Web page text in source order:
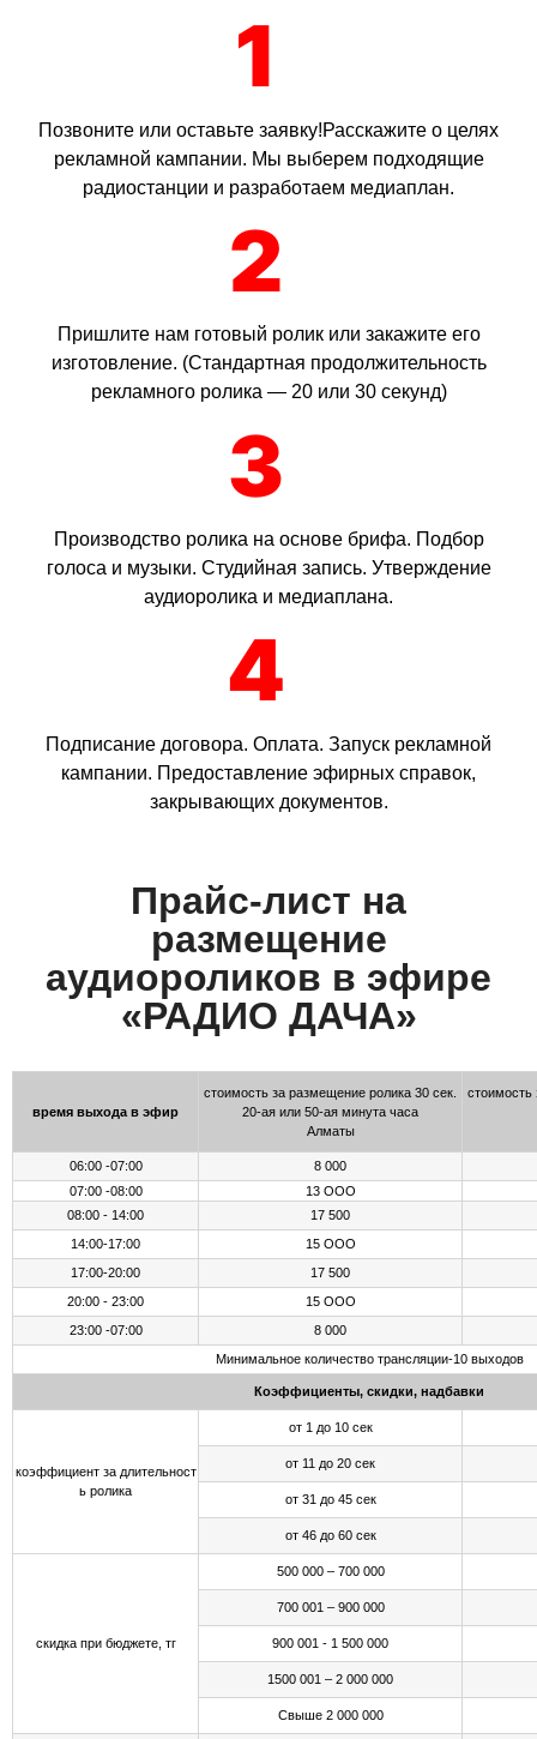
1
Позвоните или оставьте заявку!Расскажите о целях
рекламной кампании. Мы выберем подходящие
радиостанции и разработаем медиаплан.
2
Пришлите нам готовый ролик или закажите его
изготовление. (Стандартная продолжительность
рекламного ролика — 20 или 30 секунд)
3
Производство ролика на основе брифа. Подбор
голоса и музыки. Студийная запись. Утверждение
аудиоролика и медиаплана.
4
Подписание договора. Оплата. Запуск рекламной
кампании. Предоставление эфирных справок,
закрывающих документов.
Прайс-лист на
размещение
аудиороликов в эфире
«РАДИО ДАЧА»
время выхода в эфир
стоимость за размещение ролика 30 сек.
20-ая или 50-ая минута часа
Алматы
стоимость
06:00 -07:00
8 000
07:00 -08:00
13 ООО
08:00 - 14:00
17 500
14:00-17:00
15 ООО
17:00-20:00
17 500
20:00 - 23:00
15 ООО
23:00 -07:00
8 000
Минимальное количество трансляции-10 выходов
Коэффициенты, скидки, надбавки
коэффициент за длительност
ь ролика
от 1 до 10 сек
от 11 до 20 сек
от 31 до 45 сек
от 46 до 60 сек
скидка при бюджете, тг
500 000 – 700 000
700 001 – 900 000
900 001 - 1 500 000
1500 001 – 2 000 000
Свыше 2 000 000